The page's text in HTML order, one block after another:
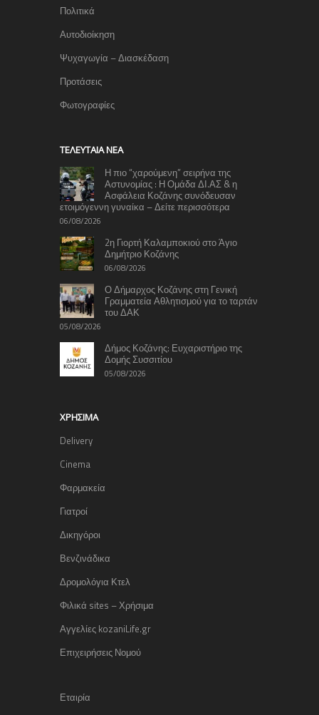
Πολιτικά
Αυτοδιοίκηση
Ψυχαγωγία – Διασκέδαση
Προτάσεις
Φωτογραφίες
TΕΛΕΥΤΑΊΑ ΝΈΑ
Η πιο “χαρούμενη” σειρήνα της
Αστυνομίας : Η Ομάδα ΔΙ.ΑΣ & η
Ασφάλεια Κοζάνης συνόδευσαν
ετοιμόγεννη γυναίκα – Δείτε περισσότερα
06/08/2026
2η Γιορτή Καλαμποκιού στο Άγιο
Δημήτριο Κοζάνης
06/08/2026
Ο Δήμαρχος Κοζάνης στη Γενική
Γραμματεία Αθλητισμού για το ταρτάν
του ΔΑΚ
05/08/2026
Δήμος Κοζάνης: Ευχαριστήριο της
Δομής Συσσιτίου
05/08/2026
ΧΡΉΣΙΜΑ
Delivery
Cinema
Φαρμακεία
Γιατροί
Δικηγόροι
Βενζινάδικα
Δρομολόγια Κτελ
Φιλικά sites – Χρήσιμα
Αγγελίες kozaniLife.gr
Επιχειρήσεις Νομού
Εταιρία